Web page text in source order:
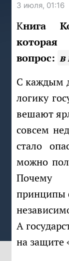
3 июля, 01:16
Книга Команды против пыток,
вопрос: в
С каждым днем нам все сложнее понять
логику
вешают
совсем
стало
можно
Почему
принципы
А
на защите